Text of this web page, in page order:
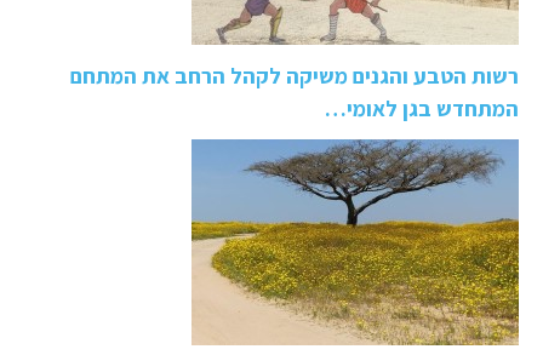
רשות הטבע והגנים משיקה לקהל הרחב את המתחם
המתחדש בגן לאומי…